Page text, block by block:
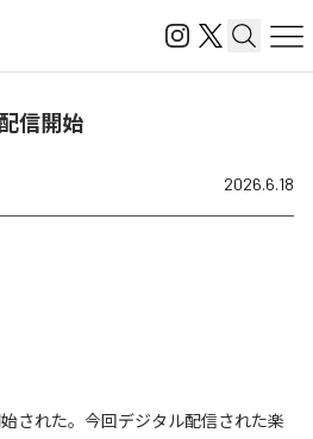
信開始
2026.6.18
始された。今回デジタル配信された楽